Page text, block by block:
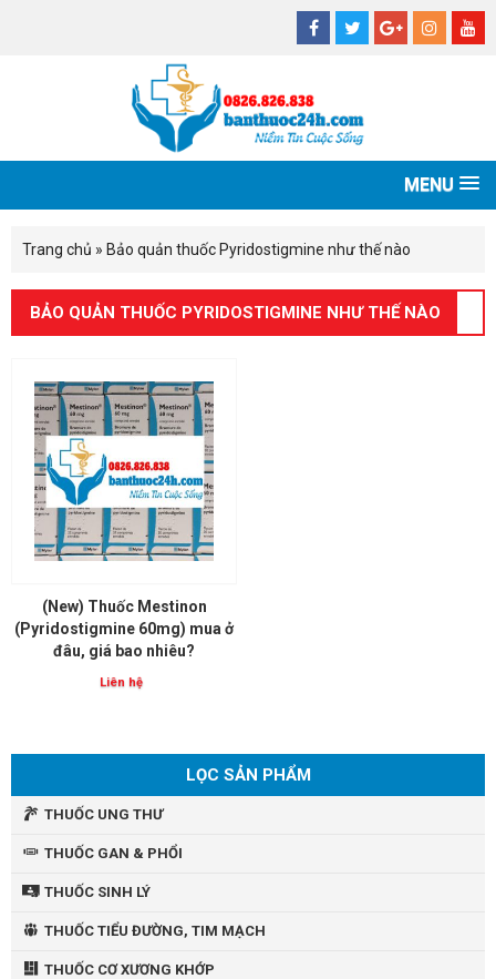
MENU
Trang chủ » Bảo quản thuốc Pyridostigmine như thế nào
BẢO QUẢN THUỐC PYRIDOSTIGMINE NHƯ THẾ NÀO
(New) Thuốc Mestinon
(Pyridostigmine 60mg) mua ở
đâu, giá bao nhiêu?
Liên hệ
LỌC SẢN PHẨM
THUỐC UNG THƯ
THUỐC GAN & PHỔI
THUỐC SINH LÝ
THUỐC TIỂU ĐƯỜNG, TIM MẠCH
THUỐC CƠ XƯƠNG KHỚP